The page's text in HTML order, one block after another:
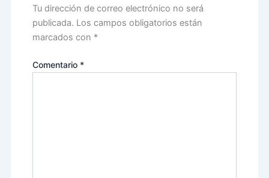
Tu dirección de correo electrónico no será
publicada. Los campos obligatorios están
marcados con *
Comentario *